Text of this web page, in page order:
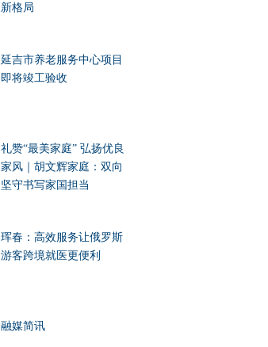
新格局
延吉市养老服务中心项目
即将竣工验收
礼赞“最美家庭” 弘扬优良
家风｜胡文辉家庭：双向
坚守书写家国担当
珲春：高效服务让俄罗斯
游客跨境就医更便利
融媒简讯